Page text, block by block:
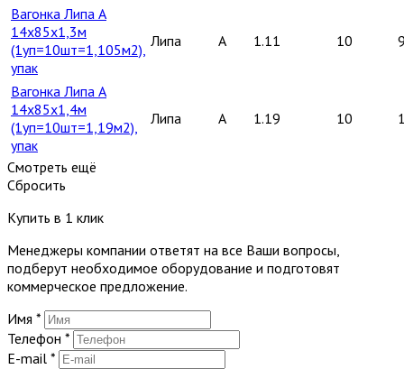
Вагонка Липа А
14х85х1,3м
(1уп=10шт=1,105м2),
упак
Липа A 1.11 10
Вагонка Липа А
14х85х1,4м
(1уп=10шт=1,19м2),
упак
Липа A 1.19 10
Смотреть ещё
Сбросить
Купить в 1 клик
Менеджеры компании ответят на все Ваши вопросы,
подберут необходимое оборудование и подготовят
коммерческое предложение.
Имя *
Телефон *
E-mail *